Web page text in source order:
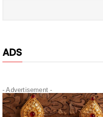
ADS
- Advertisement -